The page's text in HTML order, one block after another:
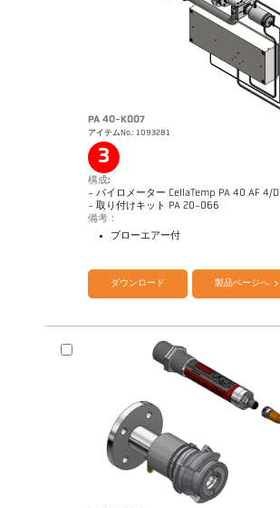
PA 40-K007
アイテムNo.: 1093281
3
構成:
- パイロメーター CellaTemp PA 40 AF 4/D
- 取り付けキット PA 20-066
備考：
ブローエアー付
カタログ CellaTemp PA
ダウンロード 製品ページへ